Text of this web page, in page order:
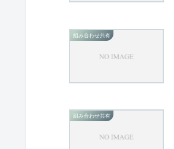
組み合わせ共有
組み合わせ共有